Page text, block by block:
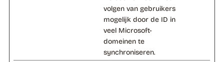
volgen van gebruikers
mogelijk door de ID in
veel Microsoft-
domeinen te
synchroniseren.